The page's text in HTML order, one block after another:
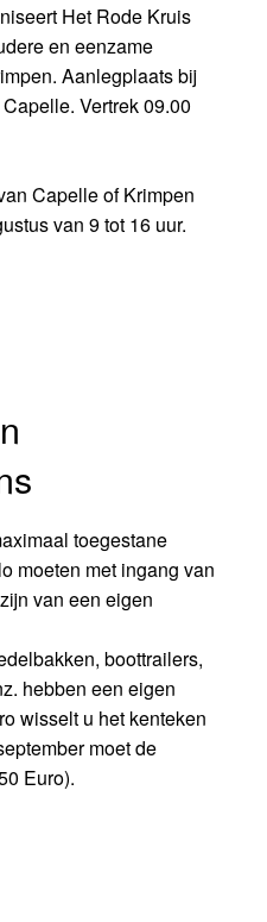
Het Rode Kruis
en eenzame
Aanlegplaats bij
Vertrek 09.00
Capelle of Krimpen
van 9 tot 16 uur.
toegestane
moeten met ingang van
van een eigen
boottrailers,
hebben een eigen
wisselt u het kenteken
moet de
Euro).